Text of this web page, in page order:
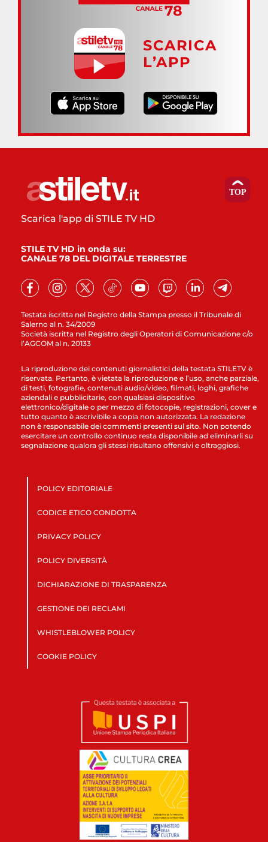
SCARICA
L’APP
Testata iscritta nel Registro della Stampa presso il Tribunale di
Salerno al n. 34/2009
Società iscritta nel Registro degli Operatori di Comunicazione c/o
l’AGCOM al n. 20133
Scarica l'app di STILE TV HD
STILE TV HD in onda su:
CANALE 78 DEL DIGITALE TERRESTRE
La riproduzione dei contenuti giornalistici della testata STILETV è
riservata. Pertanto, è vietata la riproduzione e l’uso, anche parziale,
di testi, fotografie, contenuti audio/video, filmati, loghi, grafiche
aziendali e pubblicitarie, con qualsiasi dispositivo
elettronico/digitale o per mezzo di fotocopie, registrazioni, cover e
tutto quanto è ascrivibile a copia non autorizzata. La redazione
non è responsabile dei commenti presenti sul sito. Non potendo
esercitare un controllo continuo resta disponibile ad eliminarli su
segnalazione qualora gli stessi risultano offensivi e oltraggiosi.
POLICY EDITORIALE
CODICE ETICO CONDOTTA
PRIVACY POLICY
POLICY DIVERSITÀ
DICHIARAZIONE DI TRASPARENZA
GESTIONE DEI RECLAMI
WHISTLEBLOWER POLICY
COOKIE POLICY